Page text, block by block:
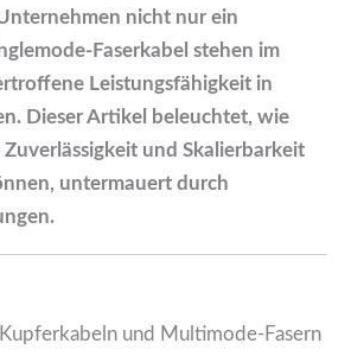
nicht nur ein
Faserkabel stehen im
Leistungsfähigkeit in
Dieser Artikel beleuchtet, wie
und Skalierbarkeit
untermauert durch
und Multimode-Fasern